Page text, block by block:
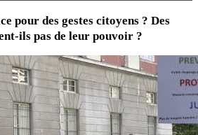
pour des gestes citoyens ? Des
ils pas de leur pouvoir ?